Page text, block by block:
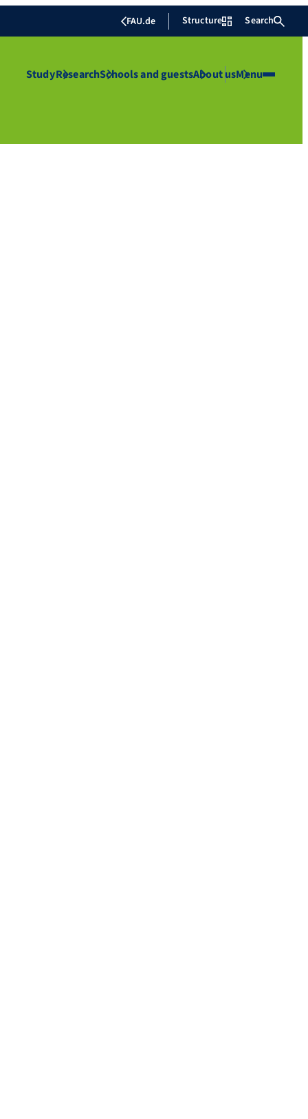
FAU.de Structure Search
StudyResearchSchools and guestsAbout usMenu